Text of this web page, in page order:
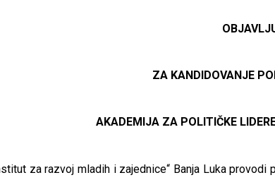
ZA KANDIDOVANJE
AKADEMIJA ZA POLITIČKE
za razvoj mladih i zajednice“ Banja Luka provodi